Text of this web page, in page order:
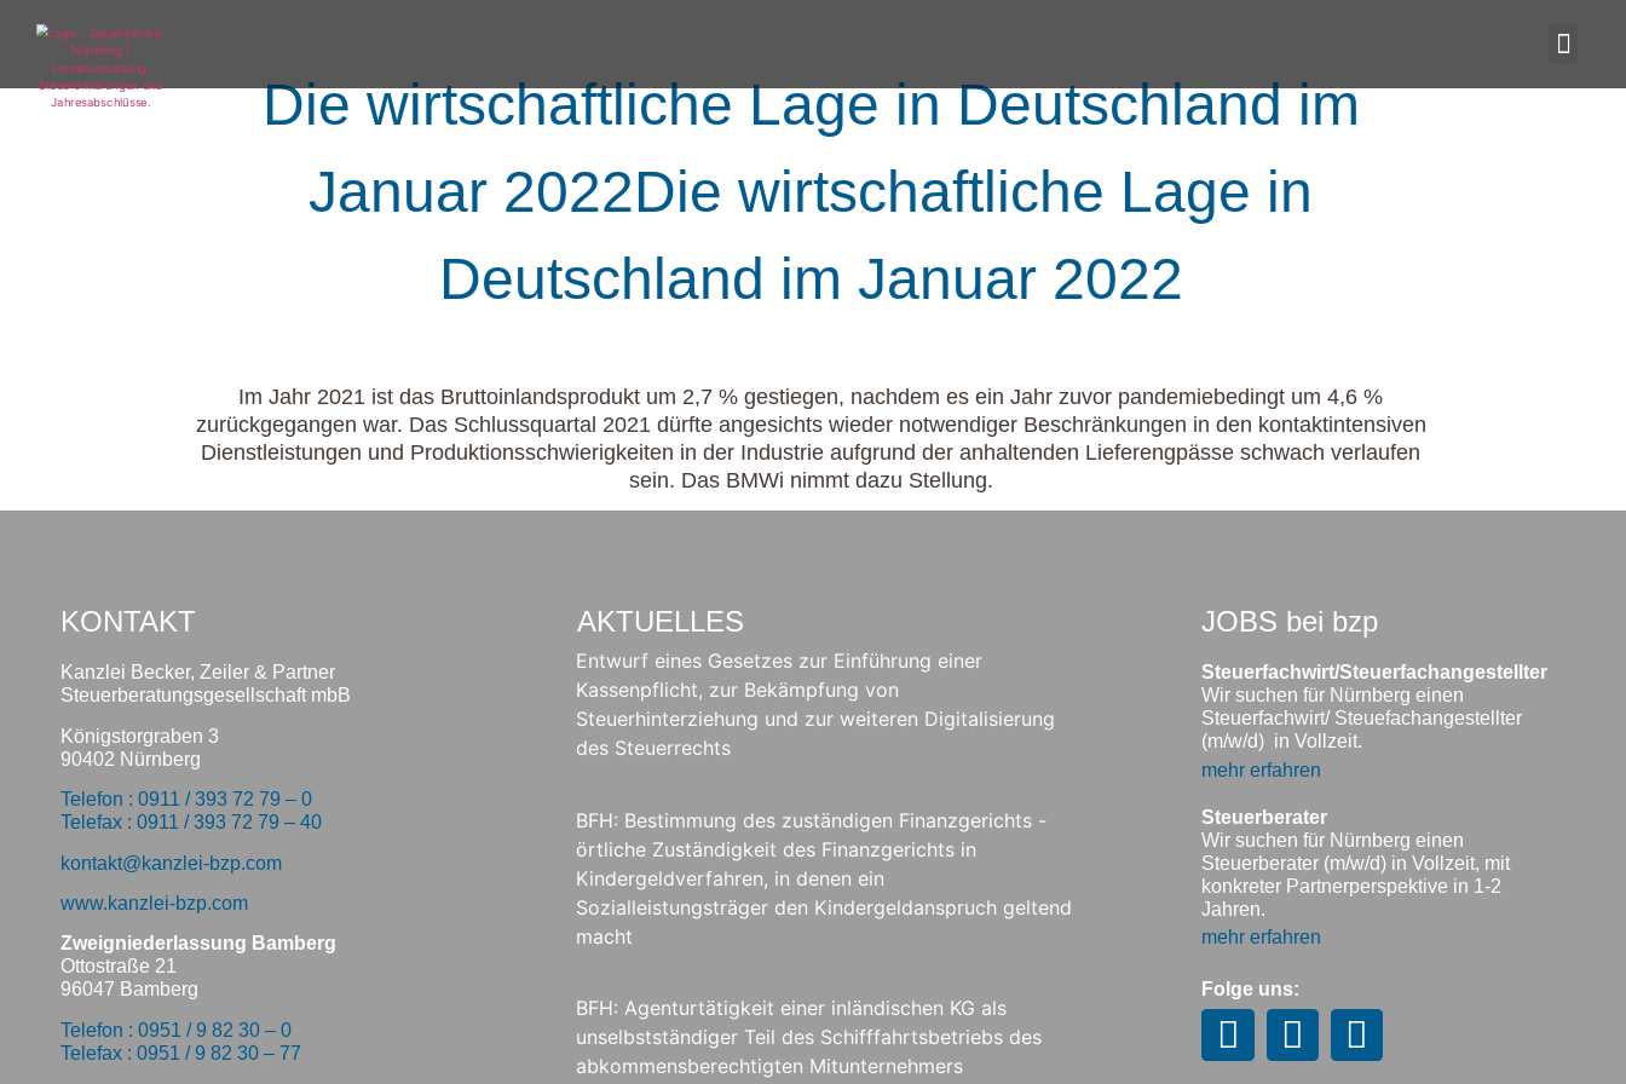
Die wirtschaftliche Lage in Deutschland im
Januar 2022Die wirtschaftliche Lage in
Deutschland im Januar 2022
Im Jahr 2021 ist das Bruttoinlandsprodukt um 2,7 % gestiegen, nachdem es ein Jahr zuvor pandemiebedingt um 4,6 %
zurückgegangen war. Das Schlussquartal 2021 dürfte angesichts wieder notwendiger Beschränkungen in den kontaktintensiven
Dienstleistungen und Produktionsschwierigkeiten in der Industrie aufgrund der anhaltenden Lieferengpässe schwach verlaufen
sein. Das BMWi nimmt dazu Stellung.
KONTAKT
Kanzlei Becker, Zeiler & Partner
Steuerberatungsgesellschaft mbB
Königstorgraben 3
90402 Nürnberg
Telefon : 0911 / 393 72 79 – 0
Telefax : 0911 / 393 72 79 – 40
kontakt@kanzlei-bzp.com
www.kanzlei-bzp.com
Zweigniederlassung Bamberg
Ottostraße 21
96047 Bamberg
Telefon : 0951 / 9 82 30 – 0
Telefax : 0951 / 9 82 30 – 77
AKTUELLES
Entwurf eines Gesetzes zur Einführung einer
Kassenpflicht, zur Bekämpfung von
Steuerhinterziehung und zur weiteren Digitalisierung
des Steuerrechts
BFH: Bestimmung des zuständigen Finanzgerichts -
örtliche Zuständigkeit des Finanzgerichts in
Kindergeldverfahren, in denen ein
Sozialleistungsträger den Kindergeldanspruch geltend
macht
BFH: Agenturtätigkeit einer inländischen KG als
unselbstständiger Teil des Schifffahrtsbetriebs des
abkommensberechtigten Mitunternehmers
JOBS bei bzp
Steuerfachwirt/Steuerfachangestellter
Wir suchen für Nürnberg einen
Steuerfachwirt/ Steuefachangestellter
(m/w/d) in Vollzeit.
mehr erfahren
Steuerberater
Wir suchen für Nürnberg einen
Steuerberater (m/w/d) in Vollzeit, mit
konkreter Partnerperspektive in 1-2
Jahren.
mehr erfahren
Folge uns: